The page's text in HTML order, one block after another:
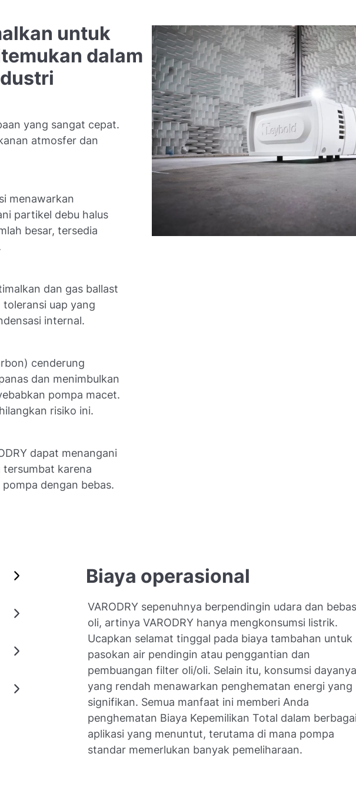
untuk
dalam
yang sangat cepat.
atmosfer dan
menawarkan
partikel debu halus
besar, tersedia
dan gas ballast
toleransi uap yang
internal.
cenderung
dan menimbulkan
pompa macet.
risiko ini.
dapat menangani
karena
dengan bebas.
Biaya operasional
VARODRY sepenuhnya berpendingin udara dan bebas
oli, artinya VARODRY hanya mengkonsumsi listrik.
Ucapkan selamat tinggal pada biaya tambahan untuk
pasokan air pendingin atau penggantian dan
pembuangan filter oli/oli. Selain itu, konsumsi dayanya
yang rendah menawarkan penghematan energi yang
signifikan. Semua manfaat ini memberi Anda
penghematan Biaya Kepemilikan Total dalam
aplikasi yang menuntut, terutama di mana pompa
standar memerlukan banyak pemeliharaan.